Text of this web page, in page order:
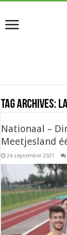
Tag Archives:
Nationaal –
Meetjesland
24 september 2021